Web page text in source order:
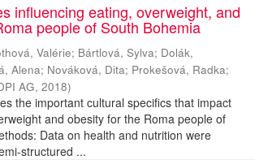
influencing eating, overweight, and
people of South Bohemia
Valérie; Bártlová, Sylva; Dolák,
Alena; Nováková, Dita; Prokešová, Radka;
AG, 2018)
the important cultural specifics that impact
and obesity for the Roma people of
Data on health and nutrition were
structured ...